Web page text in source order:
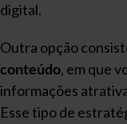
digital.
Outra opção
conteúdo, em que
informações
Esse tipo de